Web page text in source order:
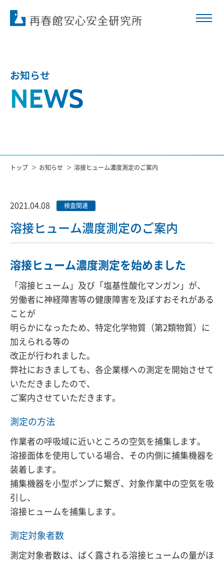
お知らせ
NEWS
トップ お知らせ 溶接ヒューム濃度測定のご案内
2021.04.08 検査関連
溶接ヒューム濃度測定のご案内
溶接ヒューム濃度測定を始めました
「溶接ヒューム」及び「塩基性酸化マンガン」が、
労働者に神経障害等の健康障害を及ぼすおそれがある
ことが
明らかになったため、特定化学物質（第2類物質）に
加えられる等の
改正が行われました。
弊社におきましても、各企業様への測定を開始させて
いただきましたので、
ご案内させていただきます。
測定の方法
作業者の呼吸域に近いところの空気を捕集します。
溶接面体を使用している場合、その内側に捕集機器を
装着します。
捕集機器を小型ポンプに繋ぎ、対象作業中の空気を吸
引し、
溶接ヒュームを捕集します。
測定対象者数
測定対象者数は、ばく露される溶接ヒュームの量がほ